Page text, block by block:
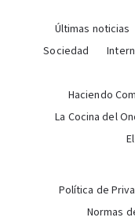
Últimas noticias
Sociedad
Haciendo
La Cocina del
Política de
Normas